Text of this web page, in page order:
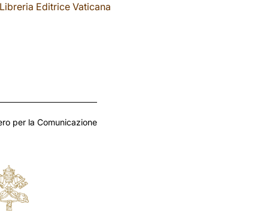
Editrice Vaticana
per la Comunicazione